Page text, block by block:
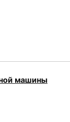
машины